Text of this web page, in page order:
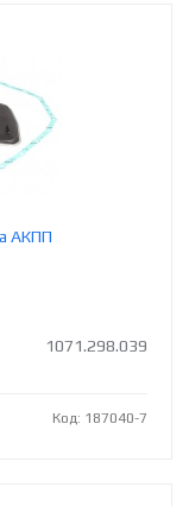
АКПП
1071.298.039
Код: 187040-7